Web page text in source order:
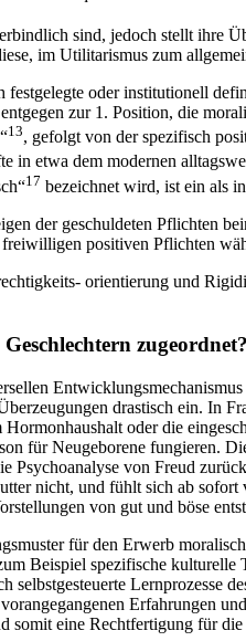
sind, jedoch stellt ihre
im Utilitarismus zum
oder institutionell
zur 1. Position, die
13, gefolgt von der spezifisch
in etwa dem modernen
17 bezeichnet wird, ist ein als
der geschuldeten Pflichten
positiven Pflichten
orientierung und
zugeordnet?
drastisch ein. In
oder die
für Neugeborene fungieren.
von Freud
nicht, und fühlt sich ab
von gut und böse
für den Erwerb
Beispiel spezifische
Lernprozesse
Erfahrungen
somit eine Rechtfertigung für